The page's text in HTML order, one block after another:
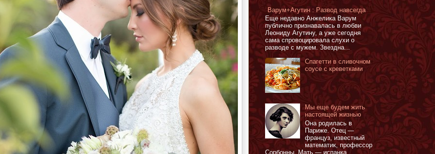
Варум+Агутин : Развод навсегда
Еще недавно Анжелика Варум
публично признавалась в любви
Леониду Агутину, а уже сегодня
сама спровоцировала слухи о
разводе с мужем. Звездна...
Спагетти в сливочном
соусе с креветками
Мы еще будем жить
настоящей жизнью
Она родилась в
Париже. Отец —
француз, известный
математик, профессор
Сорбонны. Мать — испанка,